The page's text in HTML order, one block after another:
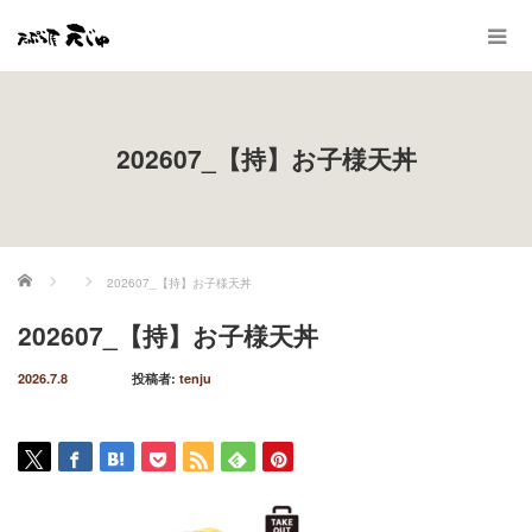
202607_【持】お子様天丼
ホーム 202607_【持】お子様天丼
202607_【持】お子様天丼
2026.7.8 投稿者: tenju